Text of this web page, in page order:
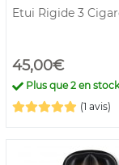
Etui Rigide 3
45,00€
Plus que2 en
(1 avis)